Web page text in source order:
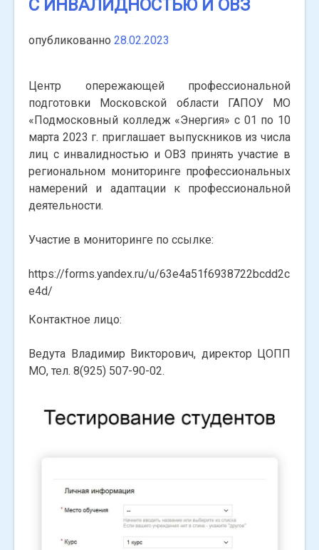
С ИНВАЛИДНОСТЬЮ И ОВЗ
опубликованно 28.02.2023
Центр опережающей профессиональной
подготовки Московской области ГАПОУ МО
«Подмосковный колледж «Энергия» с 01 по 10
марта 2023 г. приглашает выпускников из числа
лиц с инвалидностью и ОВЗ принять участие в
региональном мониторинге профессиональных
намерений и адаптации к профессиональной
деятельности.
Участие в мониторинге по ссылке:
https://forms.yandex.ru/u/63e4a51f6938722bcdd2c
e4d/
Контактное лицо:
Ведута Владимир Викторович, директор ЦОПП
МО, тел. 8(925) 507-90-02.